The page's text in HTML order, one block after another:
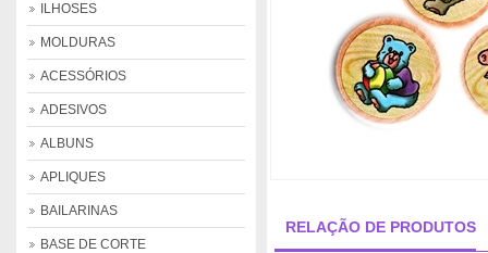
ILHOSES
MOLDURAS
ACESSÓRIOS
ADESIVOS
ALBUNS
APLIQUES
BAILARINAS
BASE DE CORTE
RELAÇÃO DE PRODUTOS